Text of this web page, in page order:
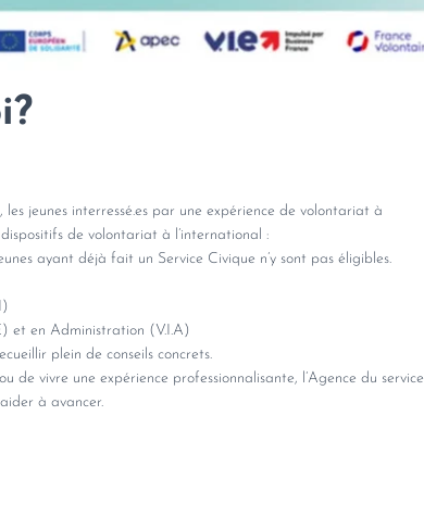
jeunes interressé.es par une expérience de volontariat à
de volontariat à l’international :
ayant déjà fait un Service Civique n’y sont pas éligibles.
et en Administration (V.I.A)
plein de conseils concrets.
de vivre une expérience professionnalisante, l’Agence du service
à avancer.